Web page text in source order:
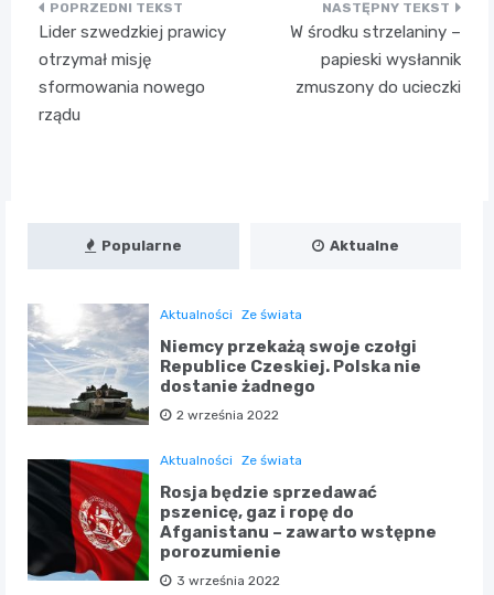
Nawigacja
wpisu
Lider szwedzkiej prawicy
otrzymał misję
sformowania nowego
rządu
W środku strzelaniny –
papieski wysłannik
zmuszony do ucieczki
Popularne Aktualne
Aktualności Ze świata
Niemcy przekażą swoje czołgi
Republice Czeskiej. Polska nie
dostanie żadnego
2 września 2022
Aktualności Ze świata
Rosja będzie sprzedawać
pszenicę, gaz i ropę do
Afganistanu – zawarto wstępne
porozumienie
3 września 2022